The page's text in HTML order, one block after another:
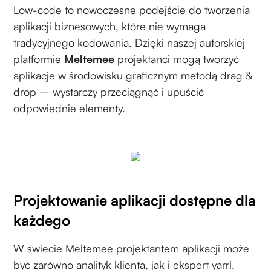
Low-code to nowoczesne podejście do tworzenia
aplikacji biznesowych, które nie wymaga
tradycyjnego kodowania. Dzięki naszej autorskiej
platformie Meltemee projektanci mogą tworzyć
aplikacje w środowisku graficznym metodą drag &
drop – wystarczy przeciągnąć i upuścić
odpowiednie elementy.
Projektowanie aplikacji dostępne dla
każdego
W świecie Meltemee projektantem aplikacji może
być zarówno analityk klienta, jak i ekspert yarrl.